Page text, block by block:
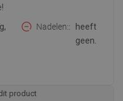
Nadelen:
heeft
geen.
product